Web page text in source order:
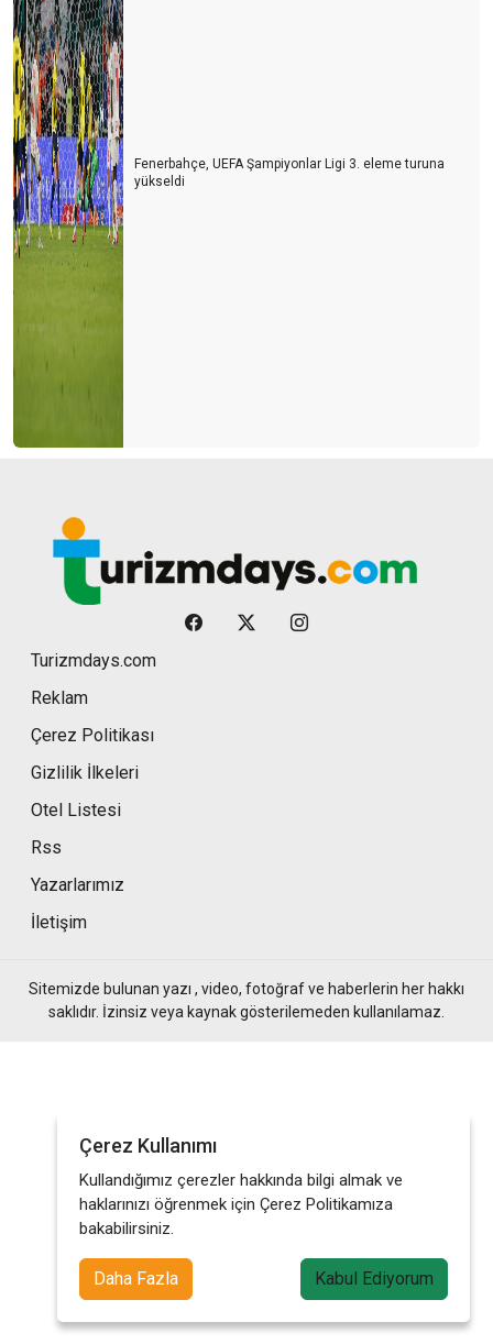
Fenerbahçe, UEFA Şampiyonlar Ligi 3. eleme turuna
yükseldi
Turizmdays.com
Reklam
Çerez Politikası
Gizlilik İlkeleri
Otel Listesi
Rss
Yazarlarımız
İletişim
Sitemizde bulunan yazı , video, fotoğraf ve haberlerin her hakkı
saklıdır. İzinsiz veya kaynak gösterilemeden kullanılamaz.
Çerez Kullanımı
Kullandığımız çerezler hakkında bilgi almak ve
haklarınızı öğrenmek için Çerez Politikamıza
bakabilirsiniz.
Daha Fazla Kabul Ediyorum